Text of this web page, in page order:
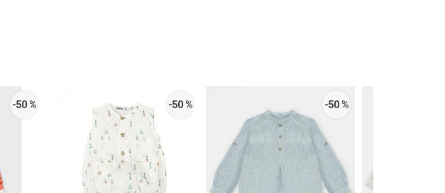
-50 % -50 % -50 %